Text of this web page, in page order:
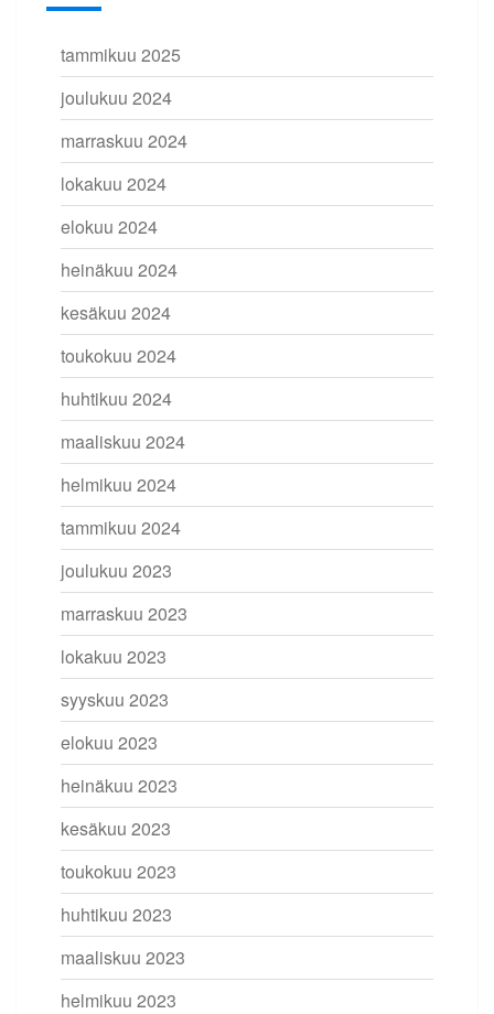
tammikuu 2025
joulukuu 2024
marraskuu 2024
lokakuu 2024
elokuu 2024
heinäkuu 2024
kesäkuu 2024
toukokuu 2024
huhtikuu 2024
maaliskuu 2024
helmikuu 2024
tammikuu 2024
joulukuu 2023
marraskuu 2023
lokakuu 2023
syyskuu 2023
elokuu 2023
heinäkuu 2023
kesäkuu 2023
toukokuu 2023
huhtikuu 2023
maaliskuu 2023
helmikuu 2023